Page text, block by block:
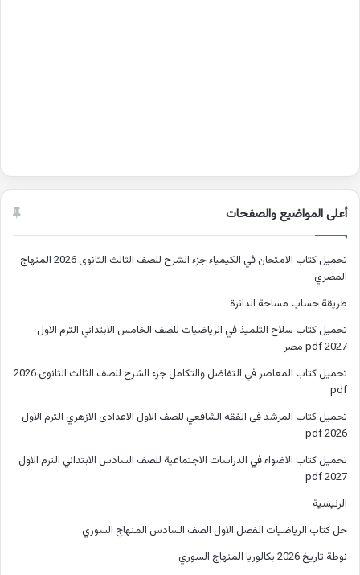
أعلى المواضيع والصفحات
تحميل كتاب الامتحان في الكيمياء جزء الشرح للصف الثالث الثانوى 2026 المنهاج
المصري
طريقة حساب مساحة الدائرة
تحميل كتاب سلاح التلميذ في الرياضيات للصف الخامس الابتدائي الترم الاول
2027 pdf مصر
تحميل كتاب المعاصر في التفاضل والتكامل جزء الشرح للصف الثالث الثانوى 2026
pdf
تحميل كتاب المرشد فى الفقه الشافعي للصف الاول الاعدادى الازهري الترم الاول
2026 pdf
تحميل كتاب الاضواء في الدراسات الاجتماعية للصف السادس الابتدائي الترم الاول
2027 pdf
الرئيسية
حل كتاب الرياضيات الفصل الاول الصف السادس المنهاج السوري
نوطة تاريخ 2026 بكالوريا المنهاج السوري